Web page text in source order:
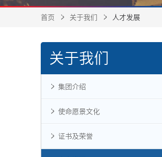
首页 关于我们 人才发展
关于我们
集团介绍
使命愿景文化
证书及荣誉